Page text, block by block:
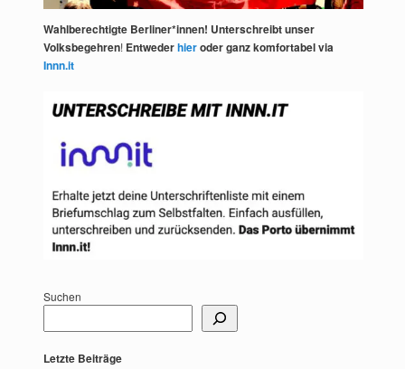
Wahlberechtigte Berliner*innen! Unterschreibt unser
Volksbegehren! Entwederhieroder ganz komfortabel via
Innn.it
Suchen
Letzte Beiträge